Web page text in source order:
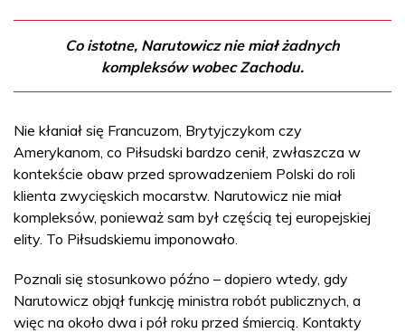
Co istotne, Narutowicz nie miał żadnych
kompleksów wobec Zachodu.
Nie kłaniał się Francuzom, Brytyjczykom czy
Amerykanom, co Piłsudski bardzo cenił, zwłaszcza w
kontekście obaw przed sprowadzeniem Polski do roli
klienta zwycięskich mocarstw. Narutowicz nie miał
kompleksów, ponieważ sam był częścią tej europejskiej
elity. To Piłsudskiemu imponowało.
Poznali się stosunkowo późno – dopiero wtedy, gdy
Narutowicz objął funkcję ministra robót publicznych, a
więc na około dwa i pół roku przed śmiercią. Kontakty